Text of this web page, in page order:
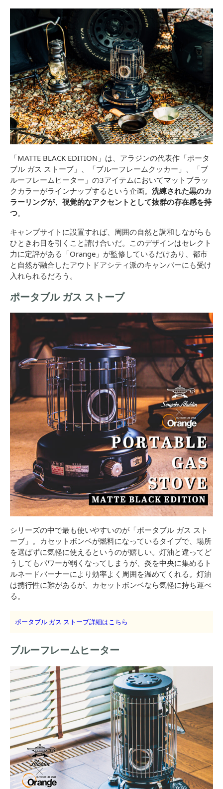
「MATTE BLACK EDITION」は、アラジンの代表作「ポータ
ブル ガス ストーブ」、「ブルーフレームクッカー」、「ブ
ルーフレームヒーター」の3アイテムにおいてマットブラッ
クカラーがラインナップするという企画。 洗練された黒のカ
ラーリングが、視覚的なアクセントとして抜群の存在感を持
つ。
キャンプサイトに設置すれば、周囲の自然と調和しながらも
ひときわ目を引くこと請け合いだ。このデザインはセレクト
力に定評がある「Orange」が監修しているだけあり、都市
と自然が融合したアウトドアシティ派のキャンパーにも受け
入れられるだろう。
ポータブル ガス ストーブ
シリーズの中で最も使いやすいのが「ポータブル ガス スト
ーブ」。カセットボンベが燃料になっているタイプで、場所
を選ばずに気軽に使えるというのが嬉しい。灯油と違ってど
うしてもパワーが弱くなってしまうが、炎を中央に集めるト
ルネードバーナーにより効率よく周囲を温めてくれる。灯油
は携行性に難があるが、カセットボンベなら気軽に持ち運べ
る。
ポータブル ガス ストーブ詳細はこちら
ブルーフレームヒーター